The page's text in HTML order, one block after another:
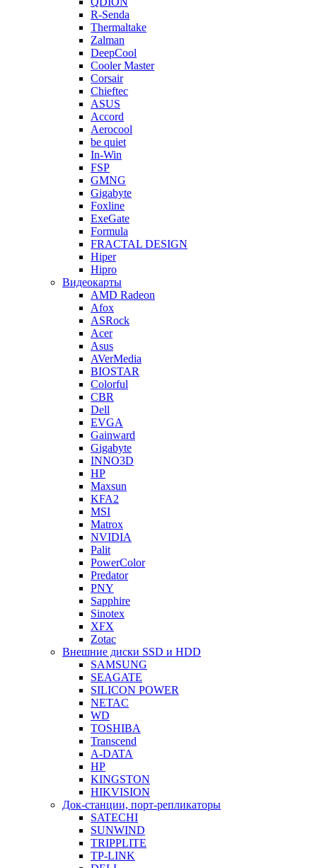
R-Senda
Thermaltake
Zalman
DeepCool
Cooler Master
Corsair
Chieftec
ASUS
Accord
Aerocool
be quiet
In-Win
FSP
GMNG
Gigabyte
Foxline
ExeGate
Formula
FRACTAL DESIGN
Hiper
Hipro
Видеокарты
AMD Radeon
Afox
ASRock
Acer
Asus
AVerMedia
BIOSTAR
Colorful
CBR
Dell
EVGA
Gainward
Gigabyte
INNO3D
HP
Maxsun
KFA2
MSI
Matrox
NVIDIA
Palit
PowerColor
Predator
PNY
Sapphire
Sinotex
XFX
Zotac
Внешние диски SSD и HDD
SAMSUNG
SEAGATE
SILICON POWER
NETAC
WD
TOSHIBA
Transcend
A-DATA
HP
KINGSTON
HIKVISION
Док-станции, порт-репликаторы
SATECHI
SUNWIND
TRIPPLITE
TP-LINK